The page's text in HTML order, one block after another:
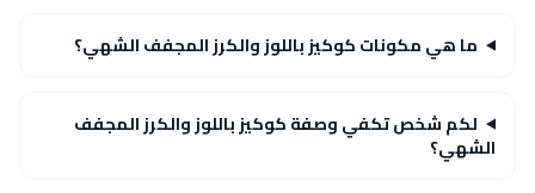
ما هي مكونات كوكيز باللوز والكرز المجفف الشهي؟
لكم شخص تكفي وصفة كوكيز باللوز والكرز المجفف
الشهي؟